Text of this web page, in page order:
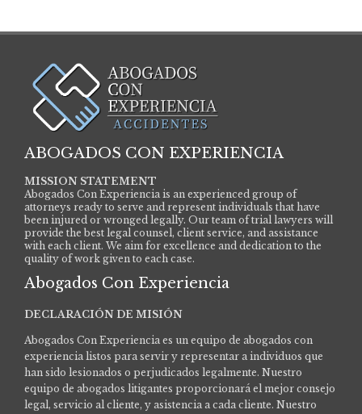
ABOGADOS CON EXPERIENCIA
MISSION STATEMENT
Abogados Con Experiencia is an experienced group of
attorneys ready to serve and represent individuals that have
been injured or wronged legally. Our team of trial lawyers will
provide the best legal counsel, client service, and assistance
with each client. We aim for excellence and dedication to the
quality of work given to each case.
Abogados Con Experiencia
DECLARACIÓN DE MISIÓN
Abogados Con Experiencia es un equipo de abogados con
experiencia listos para servir y representar a individuos que
han sido lesionados o perjudicados legalmente. Nuestro
equipo de abogados litigantes proporcionará el mejor consejo
legal, servicio al cliente, y asistencia a cada cliente. Nuestro